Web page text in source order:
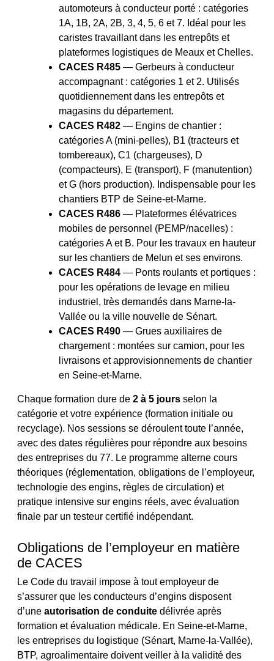
automoteurs à conducteur porté : catégories
1A, 1B, 2A, 2B, 3, 4, 5, 6 et 7. Idéal pour les
caristes travaillant dans les entrepôts et
plateformes logistiques de Meaux et Chelles.
CACES R485 — Gerbeurs à conducteur
accompagnant : catégories 1 et 2. Utilisés
quotidiennement dans les entrepôts et
magasins du département.
CACES R482 — Engins de chantier :
catégories A (mini-pelles), B1 (tracteurs et
tombereaux), C1 (chargeuses), D
(compacteurs), E (transport), F (manutention)
et G (hors production). Indispensable pour les
chantiers BTP de Seine-et-Marne.
CACES R486 — Plateformes élévatrices
mobiles de personnel (PEMP/nacelles) :
catégories A et B. Pour les travaux en hauteur
sur les chantiers de Melun et ses environs.
CACES R484 — Ponts roulants et portiques :
pour les opérations de levage en milieu
industriel, très demandés dans Marne-la-
Vallée ou la ville nouvelle de Sénart.
CACES R490 — Grues auxiliaires de
chargement : montées sur camion, pour les
livraisons et approvisionnements de chantier
en Seine-et-Marne.
Chaque formation dure de 2 à 5 jours selon la
catégorie et votre expérience (formation initiale ou
recyclage). Nos sessions se déroulent toute l’année,
avec des dates régulières pour répondre aux besoins
des entreprises du 77. Le programme alterne cours
théoriques (réglementation, obligations de l’employeur,
technologie des engins, règles de circulation) et
pratique intensive sur engins réels, avec évaluation
finale par un testeur certifié indépendant.
Obligations de l’employeur en matière
de CACES
Le Code du travail impose à tout employeur de
s’assurer que les conducteurs d’engins disposent
d’une autorisation de conduite délivrée après
formation et évaluation médicale. En Seine-et-Marne,
les entreprises du logistique (Sénart, Marne-la-Vallée),
BTP, agroalimentaire doivent veiller à la validité des